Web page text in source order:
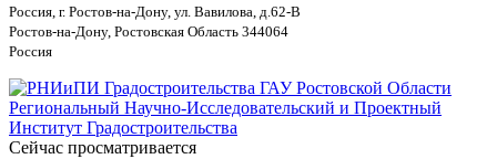
Россия, г. Ростов-на-Дону, ул. Вавилова, д.62-В
Ростов-на-Дону, Ростовская Область 344064
Россия
Сейчас просматривается